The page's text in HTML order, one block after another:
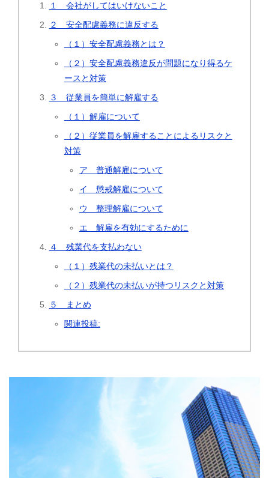
１ 会社がしてはいけないこと
２ 安全配慮義務に違反する
（１）安全配慮義務とは？
（２）安全配慮義務違反が問題になり得るケ
ースと対策
３ 従業員を簡単に解雇する
（１）解雇について
（２）従業員を解雇することによるリスクと
対策
ア 普通解雇について
イ 懲戒解雇について
ウ 整理解雇について
エ 解雇を有効にするために
４ 残業代を支払わない
（１）残業代の未払いとは？
（２）残業代の未払いが持つリスクと対策
５ まとめ
関連投稿: